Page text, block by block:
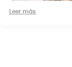
Leer más